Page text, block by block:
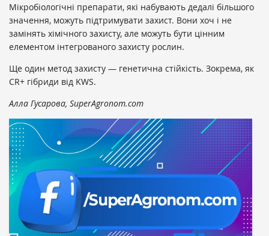
Мікробіологічні препарати, які набувають дедалі більшого
значення, можуть підтримувати захист. Вони хоч і не
замінять хімічного захисту, але можуть бути цінним
елементом інтегрованого захисту рослин.
Ще один метод захисту — генетична стійкість. Зокрема, як
CR+ гібриди від KWS.
Алла Гусарова, SuperAgronom.com